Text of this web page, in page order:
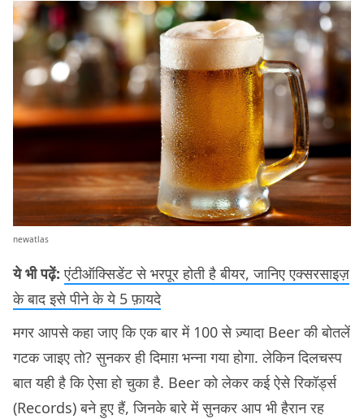
newatlas
ये भी पढ़ें: एंटीऑक्सिडेंट से भरपूर होती है बीयर, जानिए एक्सरसाइज़
के बाद इसे पीने के ये 5 फ़ायदे
मगर आपसे कहा जाए कि एक बार में 100 से ज़्यादा Beer की बोतलें
गटक जाइए तो? सुनकर ही दिमाग़ भन्ना गया होगा. लेकिन दिलचस्प
बात यही है कि ऐसा हो चुका है. Beer को लेकर कई ऐसे रिकॉर्ड्स
(Records) बने हुए हैं, जिनके बारे में सुनकर आप भी हैरान रह